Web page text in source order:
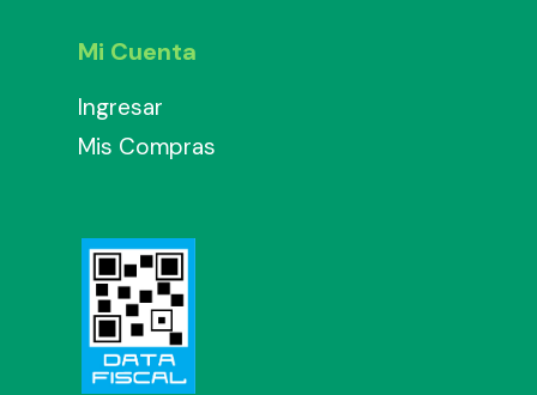
Mi Cuenta
Ingresar
Mis Compras